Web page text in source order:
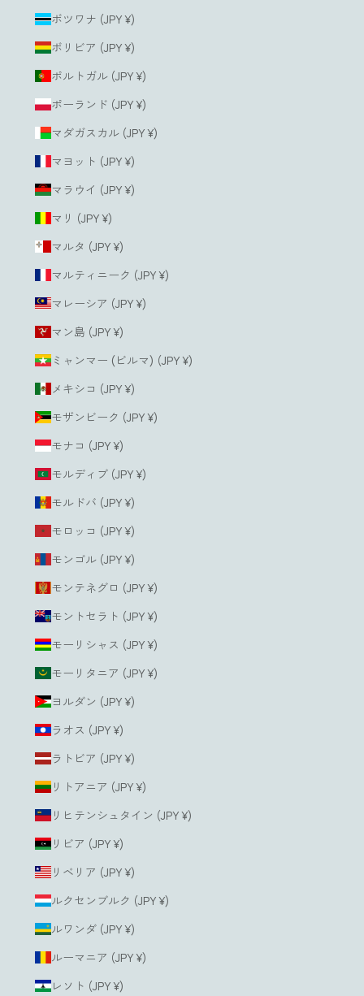
ボツワナ (JPY ¥)
ボリビア (JPY ¥)
ポルトガル (JPY ¥)
ポーランド (JPY ¥)
マダガスカル (JPY ¥)
マヨット (JPY ¥)
マラウイ (JPY ¥)
マリ (JPY ¥)
マルタ (JPY ¥)
マルティニーク (JPY ¥)
マレーシア (JPY ¥)
マン島 (JPY ¥)
ミャンマー (ビルマ) (JPY ¥)
メキシコ (JPY ¥)
モザンビーク (JPY ¥)
モナコ (JPY ¥)
モルディブ (JPY ¥)
モルドバ (JPY ¥)
モロッコ (JPY ¥)
モンゴル (JPY ¥)
モンテネグロ (JPY ¥)
モントセラト (JPY ¥)
モーリシャス (JPY ¥)
モーリタニア (JPY ¥)
ヨルダン (JPY ¥)
ラオス (JPY ¥)
ラトビア (JPY ¥)
リトアニア (JPY ¥)
リヒテンシュタイン (JPY ¥)
リビア (JPY ¥)
リベリア (JPY ¥)
ルクセンブルク (JPY ¥)
ルワンダ (JPY ¥)
ルーマニア (JPY ¥)
レソト (JPY ¥)